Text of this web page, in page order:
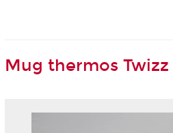
Mug thermos Twizz